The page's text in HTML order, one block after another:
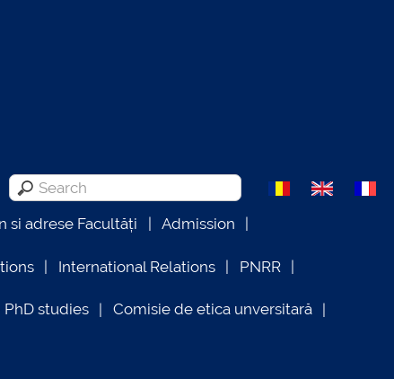
si adrese Facultăți Admission
International Relations PNRR
PhD studies Comisie de etica unversitară